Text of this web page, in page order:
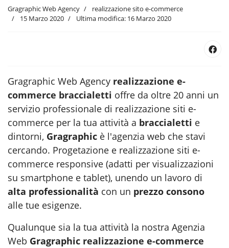
Gragraphic Web Agency
realizzazione sito e-commerce
15 Marzo 2020
Ultima modifica: 16 Marzo 2020
Gragraphic Web Agency realizzazione e-
commerce braccialetti offre da oltre 20 anni un
servizio professionale di realizzazione siti e-
commerce per la tua attività a braccialetti e
dintorni, Gragraphic è l'agenzia web che stavi
cercando. Progetazione e realizzazione siti e-
commerce responsive (adatti per visualizzazioni
su smartphone e tablet), unendo un lavoro di
alta professionalità con un prezzo consono
alle tue esigenze.
Qualunque sia la tua attività la nostra Agenzia
Web Gragraphic realizzazione e-commerce